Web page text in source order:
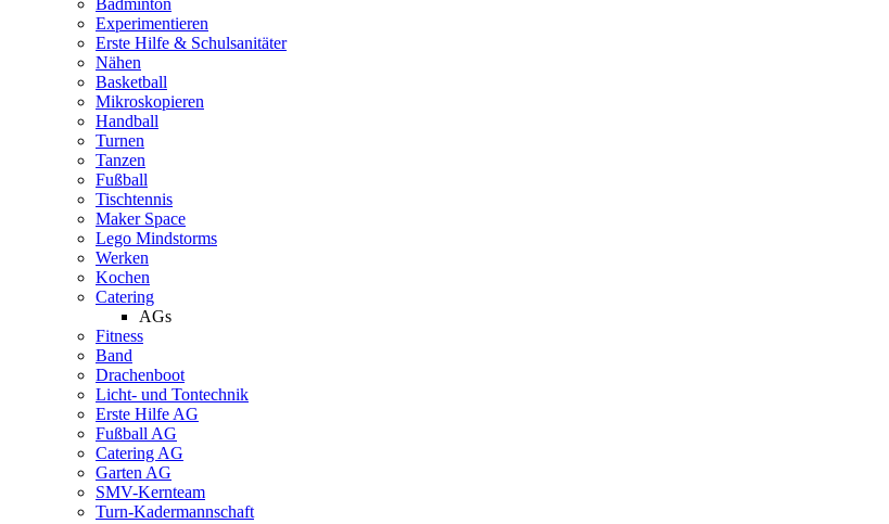
Badminton
Experimentieren
Erste Hilfe & Schulsanitäter
Nähen
Basketball
Mikroskopieren
Handball
Turnen
Tanzen
Fußball
Tischtennis
Maker Space
Lego Mindstorms
Werken
Kochen
Catering
AGs
Fitness
Band
Drachenboot
Licht- und Tontechnik
Erste Hilfe AG
Fußball AG
Catering AG
Garten AG
SMV-Kernteam
Turn-Kadermannschaft